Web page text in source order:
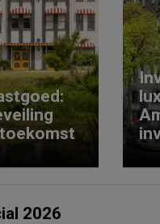
2026